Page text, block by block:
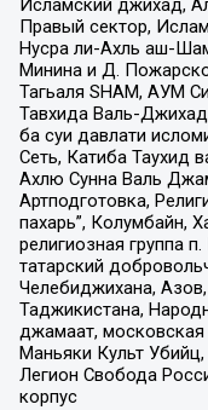
Исламский джихад,
Правый сектор,
Нусра ли-Ахль аш-
Минина и Д.
Тагьаля SHAM, АУМ
Тавхида Валь-
ба суи давлати
Сеть, Катиба Таухид
Ахлю Сунна Валь
Артподготовка,
пахарь”, Колумбайн,
религиозная группа
татарский
Челебиджихана,
Таджикистана,
джамаат,
Маньяки Культ
Легион Свобода
корпус